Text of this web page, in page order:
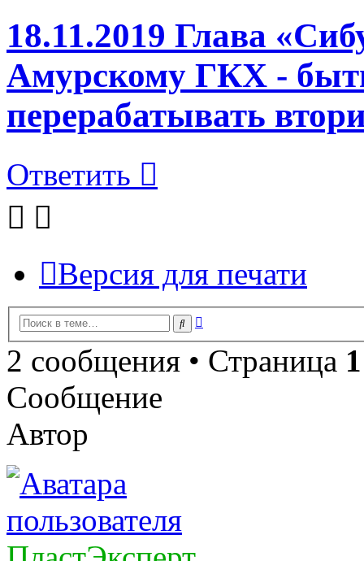
18.11.2019 Глава
Амурскому ГКХ -
перерабатывать
Ответить
Версия для печати
Поиск
2 сообщения • Страница 1
Сообщение
Автор